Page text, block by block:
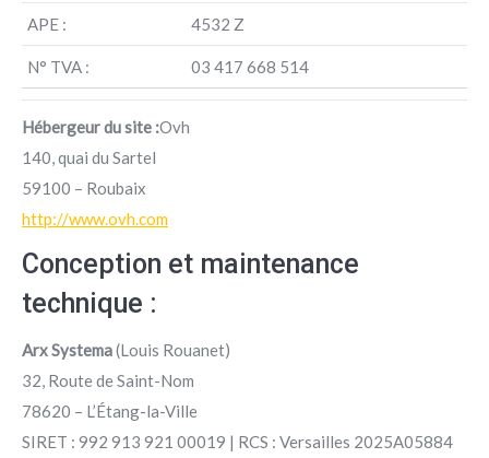
APE : 4532 Z
N° TVA : 03 417 668 514
Hébergeur du site :Ovh
140, quai du Sartel
59100 – Roubaix
http://www.ovh.com
Conception et maintenance
technique :
Arx Systema(Louis Rouanet)
32, Route de Saint-Nom
78620 – L’Étang-la-Ville
SIRET : 992 913 921 00019 | RCS : Versailles 2025A05884